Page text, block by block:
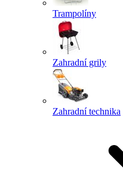
Trampolíny
Zahradní grily
Zahradní technika